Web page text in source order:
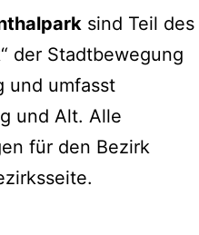
sind Teil des
der Stadtbewegung
und umfasst
und Alt. Alle
für den Bezirk